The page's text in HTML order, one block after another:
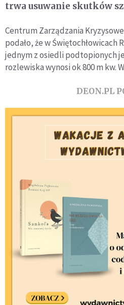
trwa usuwanie skutków
Centrum Zarządzania
podało, że w Świętochłowicach
jednym z osiedli podtopionych
rozlewiska wynosi ok 800 m kw.
DEON.PL